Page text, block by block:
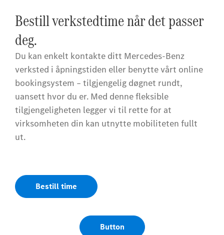
Bestill verkstedtime når det passer
deg.
Du kan enkelt kontakte ditt Mercedes-Benz
verksted i åpningstiden eller benytte vårt online
bookingsystem – tilgjengelig døgnet rundt,
uansett hvor du er. Med denne fleksible
tilgjengeligheten legger vi til rette for at
virksomheten din kan utnytte mobiliteten fullt
ut.
Bestill time
Button